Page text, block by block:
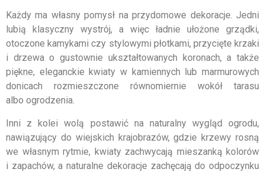
Każdy ma własny pomysł na przydomowe dekoracje. Jedni
lubią klasyczny wystrój, a więc ładnie ułożone grządki,
otoczone kamykami czy stylowymi płotkami, przycięte krzaki
i drzewa o gustownie ukształtowanych koronach, a także
piękne, eleganckie kwiaty w kamiennych lub marmurowych
donicach rozmieszczone równomiernie wokół tarasu
albo ogrodzenia.
Inni z kolei wolą postawić na naturalny wygląd ogrodu,
nawiązujący do wiejskich krajobrazów, gdzie krzewy rosną
we własnym rytmie, kwiaty zachwycają mieszanką kolorów
i zapachów, a naturalne dekoracje zachęcają do odpoczynku